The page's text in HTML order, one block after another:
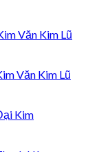
Văn Kim Lũ
Văn Kim Lũ
Kim